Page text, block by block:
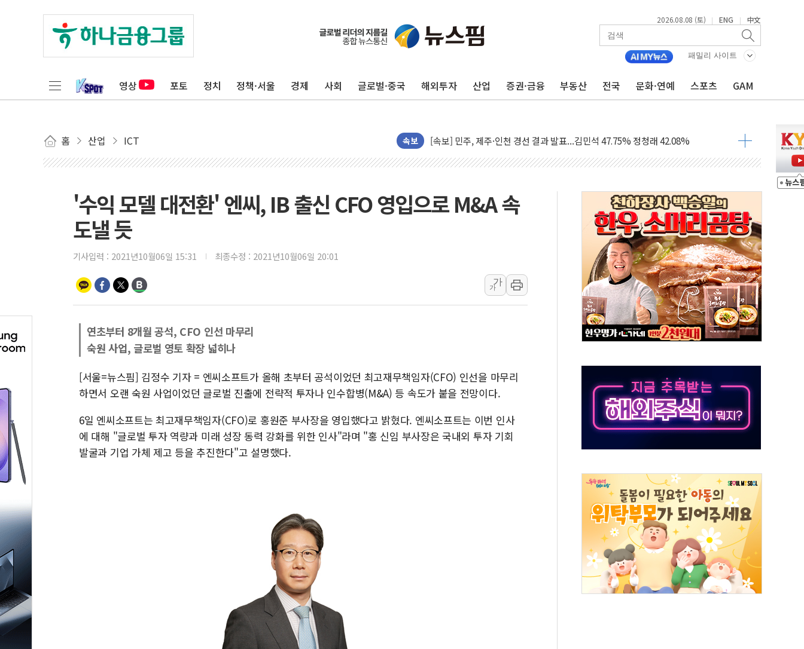
2026.08.08 (토) | ENG | 中文
패밀리 사이트
영상 포토 정치 정책·서울 경제 사회 글로벌·중국 해외투자 산업 증권·금융 부동산 전국 문화·연예 스포츠 GAM
홈 산업 ICT 속보
울진·영덕 '호우특보'-포항 '산사태 주의보'...경북도, 호우 피해·통제구간 없어
[종합] 김민석, 정청래에 '0.86%p' 차 재역전 성공...金 45.42% vs 鄭 44.56%
김민석, 2주차 제주·인천 경선서 정청래에 승리...47.75% vs 42.08%
[속보] 민주, 인천 경선 결과 발표...김민석 45.09% 정청래 43.27% 송영길 11.63%
[속보] 민주, 제주 경선 결과 발표...김민석 52.64% 정청래 39.89% 송영길 7.47%
美, 이란전 출구전략 만지작…공습 한계·탄약 부족 현실화
강릉·동해·삼척 시간당 최대 50㎜ 폭우…강원 동해안 강한 비 이어져
폐기물 수거하다 참변…60대 환경미화원 수거차에 치여 사망
서울 중랑구 주택가서 흉기 난동…60대 남성 2명 숨져
李대통령 "결혼 때문에 손해 보는 일 없게"…'결혼 페널티' 22개 과제 손본다
여수 오동도 인근 해상서 모터보트 전복…1명 사망·1명 실종
추미애, '위안부' 피해자 기림의 날 참석..."국제적 시민 연대로 목소리 내야"
인천 선재도 갯벌서 해루질 중 실종 60대 나흘만에 숨진 채 발견
인천서 말다툼 중 어머니 흉기 살해 10대 아들 체포
李대통령, ISA 개편 재검토 지시…與 "적극 환영"·野 "졸속 국정"
'수익 모델 대전환' 엔씨, IB 출신 CFO 영입으로 M&A 속
도낼 듯
기사입력 : 2021년10월06일 15:31 최종수정 : 2021년10월06일 20:01
가
가
연초부터 8개월 공석, CFO 인선 마무리
숙원 사업, 글로벌 영토 확장 넓히나
[서울=뉴스핌] 김정수 기자 = 엔씨소프트가 올해 초부터 공석이었던 최고재무책임자(CFO) 인선을 마무리
하면서 오랜 숙원 사업이었던 글로벌 진출에 전략적 투자나 인수합병(M&A) 등 속도가 붙을 전망이다.
6일 엔씨소프트는 최고재무책임자(CFO)로 홍원준 부사장을 영입했다고 밝혔다. 엔씨소프트는 이번 인사
에 대해 "글로벌 투자 역량과 미래 성장 동력 강화를 위한 인사"라며 "홍 신임 부사장은 국내외 투자 기회
발굴과 기업 가체 제고 등을 추진한다"고 설명했다.